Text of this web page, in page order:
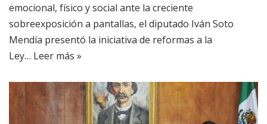
emocional, físico y social ante la creciente
sobreexposición a pantallas, el diputado Iván Soto
Mendía presentó la iniciativa de reformas a la
Ley… Leer más »